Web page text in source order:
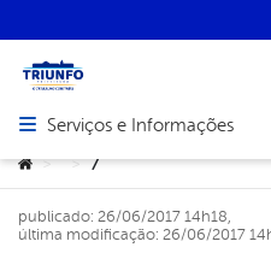
Abrir menu principal de
Serviços e Informações
Você está aqui:
> > 7
publicado: 26/06/2017 14h18,
última modificação: 26/06/2017